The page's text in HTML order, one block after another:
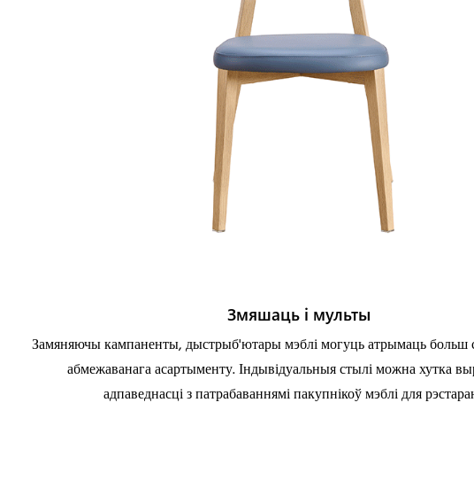
Змяшаць і мульты
Замяняючы кампаненты, дыстрыб'ютары мэблі могуць атрымаць больш
абмежаванага асартыменту. Індывідуальныя стылі можна хутка
адпаведнасці з патрабаваннямі пакупнікоў мэблі для